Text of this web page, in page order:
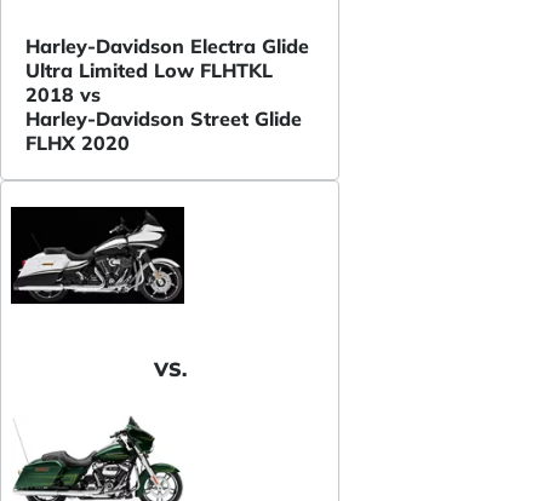
Harley-Davidson Electra Glide
Ultra Limited Low FLHTKL
2018 vs
Harley-Davidson Street Glide
FLHX 2020
VS.